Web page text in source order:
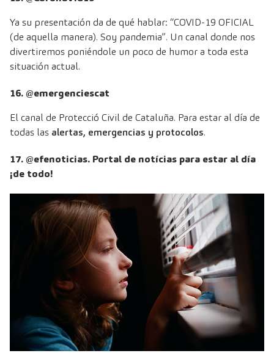
Ya su presentación da de qué hablar: “COVID-19 OFICIAL
(de aquella manera). Soy pandemia”. Un canal donde nos
divertiremos poniéndole un poco de humor a toda esta
situación actual.
16. @emergenciescat
El canal de Protecció Civil de Cataluña. Para estar al día de
todas las alertas, emergencias y protocolos.
17. @efenoticias. Portal de notícias para estar al día
¡de todo!